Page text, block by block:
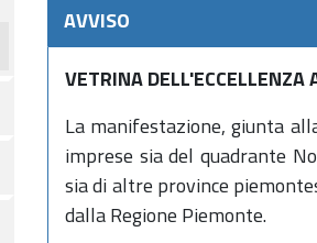
AVVISO
VETRINA
La manifestazione, giunta
imprese sia del quadrante
sia di altre province
dalla Regione Piemonte.